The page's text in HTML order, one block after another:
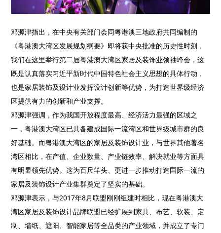
邓源津指出，在中央有关部门会同粤港澳三地政府共同编制的
《粤港澳大湾区发展规划纲要》即将获中央批准的历史性时刻，
我们在这里举行第二届粤港澳大湾区家居及装饰业领袖峰会，这
既是认真落实习近平新时代中国特色社会主义思想的具体行动，
也是家居装饰及设计业发挥设计创新等优势，为打造世界级经济
区提供有力的创新和产业支撑。
邓源津强调，作为我国开放程度最高、经济活力最强的区域之
一，粤港澳大湾区已具备建成国际一流湾区和世界级城市群的良
好基础。而粤港澳大湾区的家居及装饰设计业，与世界其他著名
湾区相比，在产值、企业数量、产业链效率、解决就业等方面具
有明显领先优势。这为百尺竿头、更进一步推动打造国际一流的
家居及装饰设计产业集群奠定了坚实的基础。
邓源津表示，与2017年8月联盟刚刚组建时相比，现在粤港澳大
湾区家居及装饰设计品牌联盟已经扩展到家具、布艺、软装、定
制、墙纸、遮阳、智能家居等全品类的产业领域，并成立了专门